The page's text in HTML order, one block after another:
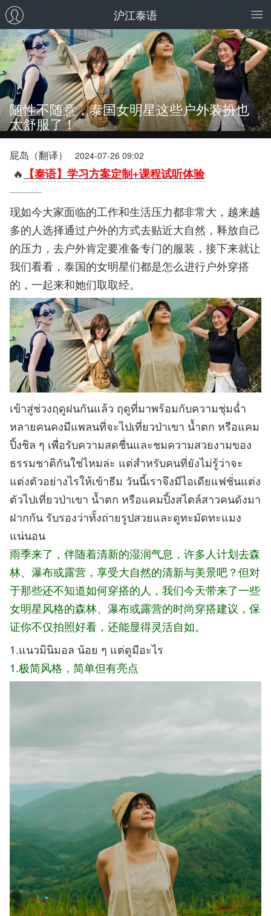
沪江泰语
随性不随意，泰国女明星这些户外装扮也
太舒服了！
屁岛（翻译） 2024-07-26 09:02
🔥 【泰语】学习方案定制+课程试听体验
现如今大家面临的工作和生活压力都非常大，越来越
多的人选择通过户外的方式去贴近大自然，释放自己
的压力，去户外肯定要准备专门的服装，接下来就让
我们看看，泰国的女明星们都是怎么进行户外穿搭
的，一起来和她们取取经。
เข้าสู่ช่วงฤดูฝนกันแล้ว ฤดูที่มาพร้อมกับความชุ่มฉ่ำ
หลายคนคงมีแพลนที่จะไปเที่ยวป่าเขา น้ำตก หรือแคม
ปิ้งชิล ๆ เพื่อรับความสดชื่นและชมความสวยงามของ
ธรรมชาติกันใช่ไหมล่ะ แต่สำหรับคนที่ยังไม่รู้ว่าจะ
แต่งตัวอย่างไรให้เข้าธีม วันนี้เราจึงมีไอเดียแฟชั่นแต่ง
ตัวไปเที่ยวป่าเขา น้ำตก หรือแคมปิ้งสไตล์สาวคนดังมา
ฝากกัน รับรองว่าทั้งถ่ายรูปสวยและดูทะมัดทะแมง
แน่นอน
雨季来了，伴随着清新的湿润气息，许多人计划去森
林、瀑布或露营，享受大自然的清新与美景吧？但对
于那些还不知道如何穿搭的人，我们今天带来了一些
女明星风格的森林、瀑布或露营的时尚穿搭建议，保
证你不仅拍照好看，还能显得灵活自如。
1.แนวมินิมอล น้อย ๆ แต่ดูมีอะไร
1.极简风格 ，简单但有亮点